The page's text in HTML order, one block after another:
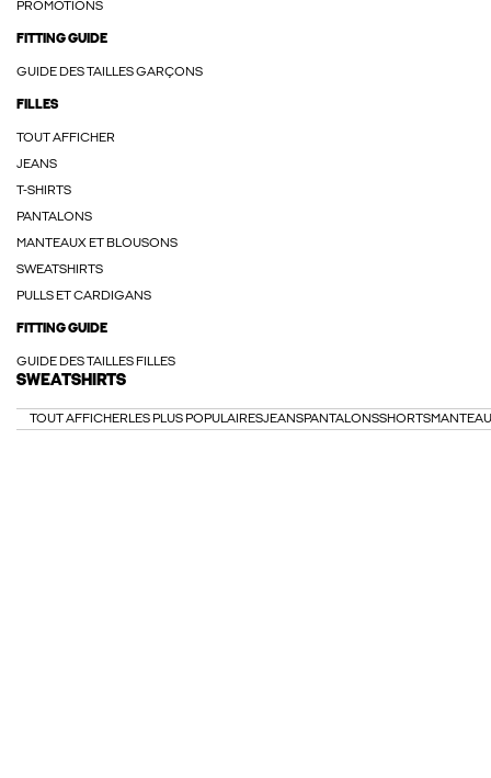
PROMOTIONS
FITTING GUIDE
GUIDE DES TAILLES GARÇONS
FILLES
TOUT AFFICHER
JEANS
T-SHIRTS
PANTALONS
MANTEAUX ET BLOUSONS
SWEATSHIRTS
PULLS ET CARDIGANS
FITTING GUIDE
GUIDE DES TAILLES FILLES
SWEATSHIRTS
TOUT AFFICHERLES PLUS POPULAIRESJEANSPANTALONSSHORTS